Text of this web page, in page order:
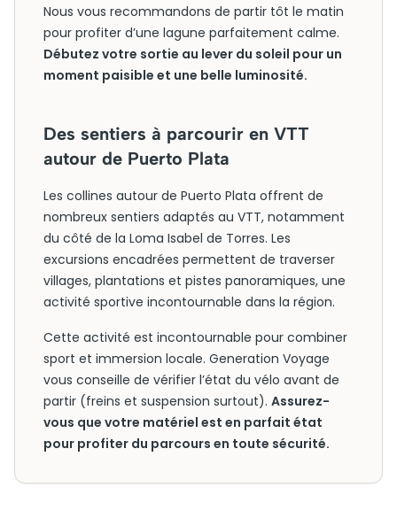
Nous vous recommandons de partir tôt le matin
pour profiter d’une lagune parfaitement calme.
Débutez votre sortie au lever du soleil pour un
moment paisible et une belle luminosité.
Des sentiers à parcourir en VTT
autour de Puerto Plata
Les collines autour de Puerto Plata offrent de
nombreux sentiers adaptés au VTT, notamment
du côté de la Loma Isabel de Torres. Les
excursions encadrées permettent de traverser
villages, plantations et pistes panoramiques, une
activité sportive incontournable dans la région.
Cette activité est incontournable pour combiner
sport et immersion locale. Generation Voyage
vous conseille de vérifier l’état du vélo avant de
partir (freins et suspension surtout). Assurez-
vous que votre matériel est en parfait état
pour profiter du parcours en toute sécurité.